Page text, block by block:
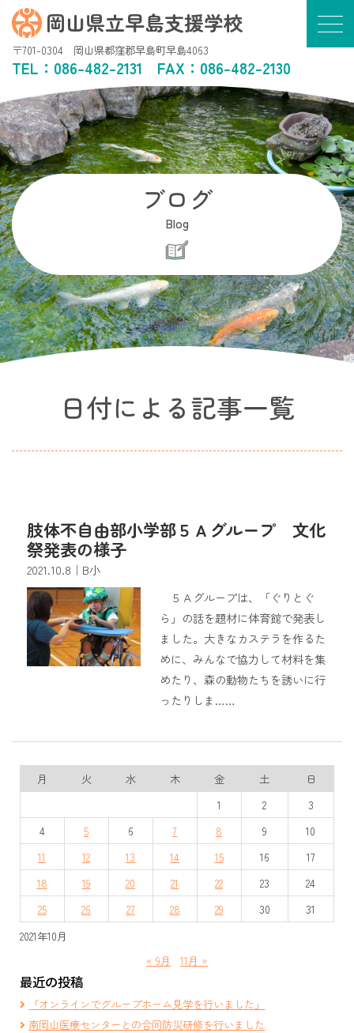
岡山県立早島支援学校
〒701-0304 岡山県都窪郡早島町早島4063
TEL： 086-482-2131 FAX：086-482-2130
ブログ
Blog
日付による記事一覧
肢体不自由部小学部５Ａグループ 文化
祭発表の様子
2021.10.8 ｜B小
５Ａグループは、「ぐりとぐ
ら」の話を題材に体育館で発表し
ました。大きなカステラを作るた
めに、みんなで協力して材料を集
めたり、森の動物たちを誘いに行
ったりしま……
2021年10月
月 火 水 木 金 土
日
1
2
3
4
5 6 7 8 9
10
11
12 13 14 15 16
17
18
19 20 21 22 23
24
25
26 27 28 29 30 31
« 9月 11月 »
最近の投稿
「オンラインでグループホーム見学を行いました」
南岡山医療センターとの合同防災研修を行いました